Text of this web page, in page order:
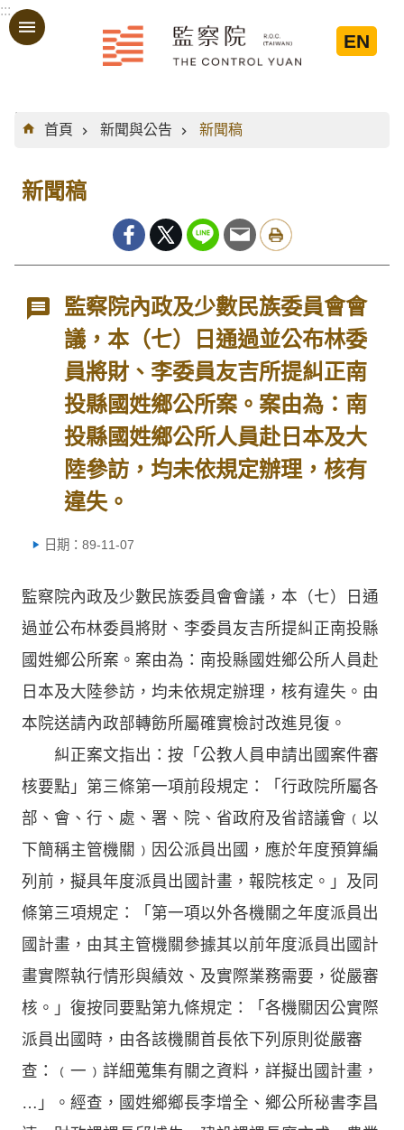
跳到主要內容區塊
:::
EN
:::
首頁
新聞與公告 新聞稿
新聞稿
監察院內政及少數民族委員會會
議，本（七）日通過並公布林委
員將財、李委員友吉所提糾正南
投縣國姓鄉公所案。案由為：南
投縣國姓鄉公所人員赴日本及大
陸參訪，均未依規定辦理，核有
違失。
日期：89-11-07
監察院內政及少數民族委員會會議，本（七）日通
過並公布林委員將財、李委員友吉所提糾正南投縣
國姓鄉公所案。案由為：南投縣國姓鄉公所人員赴
日本及大陸參訪，均未依規定辦理，核有違失。由
本院送請內政部轉飭所屬確實檢討改進見復。
糾正案文指出：按「公教人員申請出國案件審
核要點」第三條第一項前段規定：「行政院所屬各
部、會、行、處、署、院、省政府及省諮議會﹙以
下簡稱主管機關﹚因公派員出國，應於年度預算編
列前，擬具年度派員出國計畫，報院核定。」及同
條第三項規定：「第一項以外各機關之年度派員出
國計畫，由其主管機關參據其以前年度派員出國計
畫實際執行情形與績效、及實際業務需要，從嚴審
核。」復按同要點第九條規定：「各機關因公實際
派員出國時，由各該機關首長依下列原則從嚴審
查：﹙一﹚詳細蒐集有關之資料，詳擬出國計畫，
…」。經查，國姓鄉鄉長李增全、鄉公所秘書李昌